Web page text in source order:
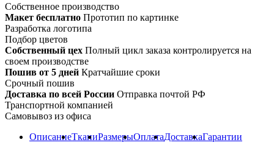
Собственное производство
Макет бесплатно Прототип по картинке
Разработка логотипа
Подбор цветов
Собственный цех Полный цикл заказа контролируется на
своем производстве
Пошив от 5 дней Кратчайшие сроки
Срочный пошив
Доставка по всей России Отправка почтой РФ
Транспортной компанией
Самовывоз из офиса
ОписаниеТканиРазмерыОплатаДоставкаГарантии